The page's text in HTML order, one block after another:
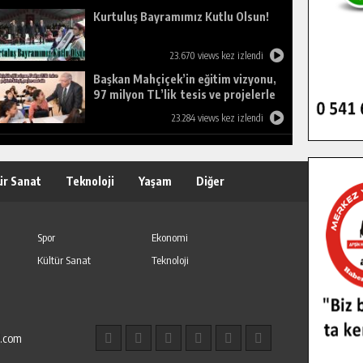
Kurtuluş Bayramımız Kutlu Olsun!
23.670 views kez izlendi
Başkan Mahçiçek’in eğitim vizyonu,
97 milyon TL’lik tesis ve projelerle
23.284 views kez izlendi
Sanat Teknoloji Yaşam Diğer
Spor
Ekonomi
Kültür Sanat
Teknoloji